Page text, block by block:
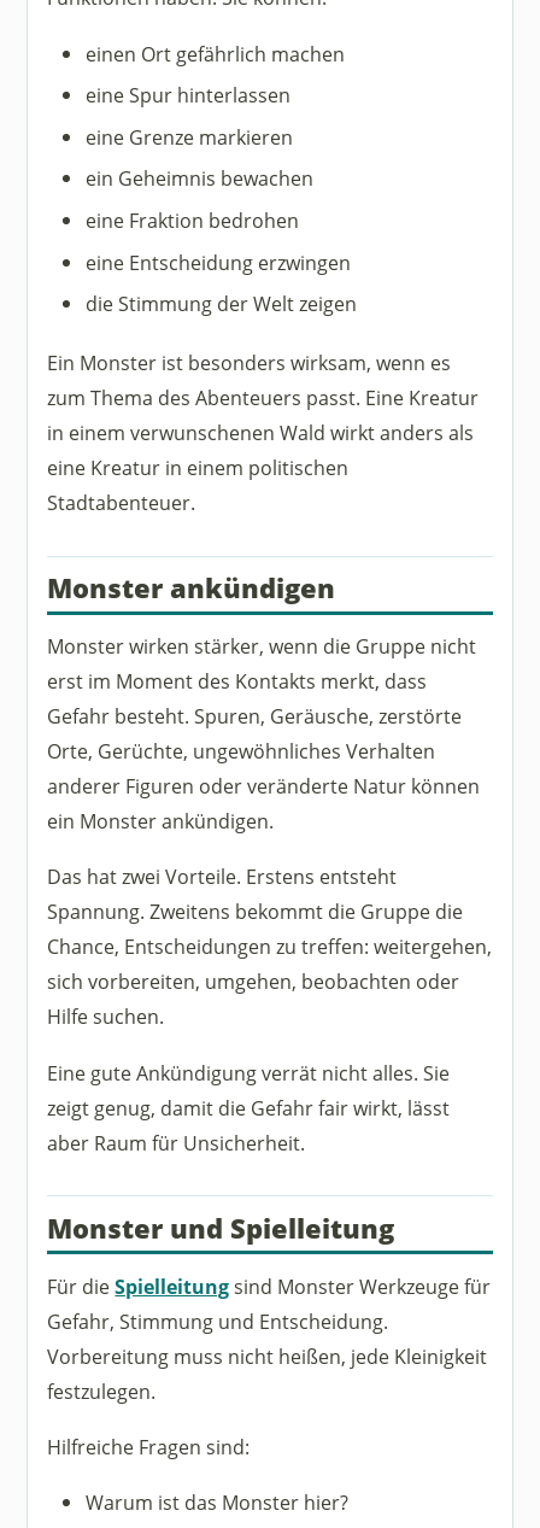
einen Ort gefährlich machen
eine Spur hinterlassen
eine Grenze markieren
ein Geheimnis bewachen
eine Fraktion bedrohen
eine Entscheidung erzwingen
die Stimmung der Welt zeigen
Ein Monster ist besonders wirksam, wenn es
zum Thema des Abenteuers passt. Eine Kreatur
in einem verwunschenen Wald wirkt anders als
eine Kreatur in einem politischen
Stadtabenteuer.
Monster ankündigen
Monster wirken stärker, wenn die Gruppe nicht
erst im Moment des Kontakts merkt, dass
Gefahr besteht. Spuren, Geräusche, zerstörte
Orte, Gerüchte, ungewöhnliches Verhalten
anderer Figuren oder veränderte Natur können
ein Monster ankündigen.
Das hat zwei Vorteile. Erstens entsteht
Spannung. Zweitens bekommt die Gruppe die
Chance, Entscheidungen zu treffen: weitergehen,
sich vorbereiten, umgehen, beobachten oder
Hilfe suchen.
Eine gute Ankündigung verrät nicht alles. Sie
zeigt genug, damit die Gefahr fair wirkt, lässt
aber Raum für Unsicherheit.
Monster und Spielleitung
Für dieSpielleitungsind Monster Werkzeuge für
Gefahr, Stimmung und Entscheidung.
Vorbereitung muss nicht heißen, jede Kleinigkeit
festzulegen.
Hilfreiche Fragen sind:
Warum ist das Monster hier?